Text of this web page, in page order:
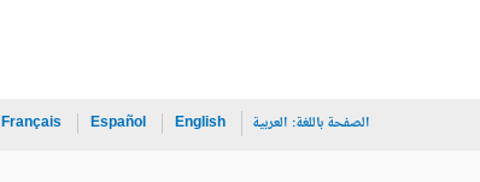
الصفحة باللغة: العربية English
Español
Français